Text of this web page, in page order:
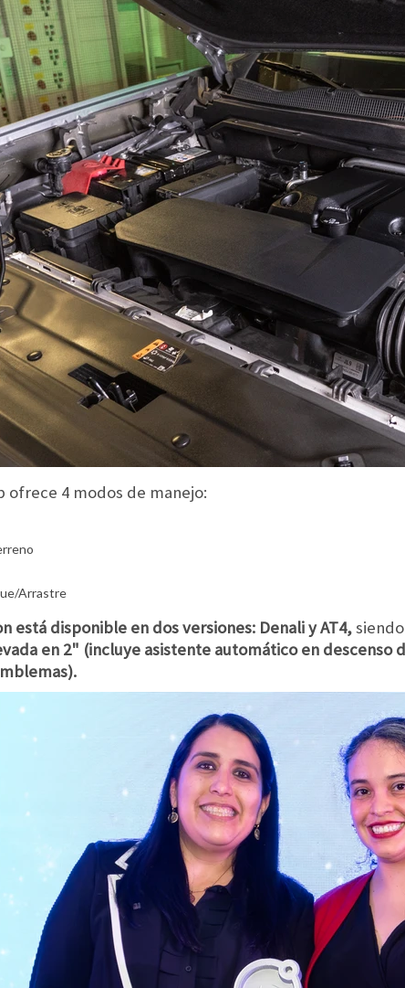
ofrece 4 modos de manejo:
Arrastre
está disponible en dos versiones: Denali y AT4,
en 2" (incluye asistente automático en